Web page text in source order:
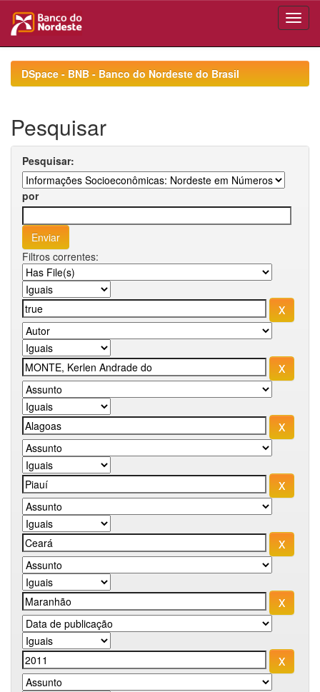
navigationDSpace - BNB - Banco do Nordeste do Brasil
Pesquisar
Pesquisar:
por
Filtros correntes: